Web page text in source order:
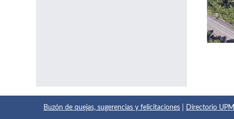
Buzón de quejas, sugerencias y felicitaciones Directorio UPM